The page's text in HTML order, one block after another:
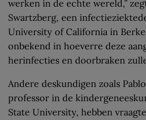
werken in de echte wereld,”
Swartzberg, een
University of California in
onbekend in hoeverre deze
herinfecties en doorbraken
Andere deskundigen zoals
professor in de
State University, hebben